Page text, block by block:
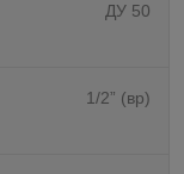
ДУ 50
1/2” (вр)